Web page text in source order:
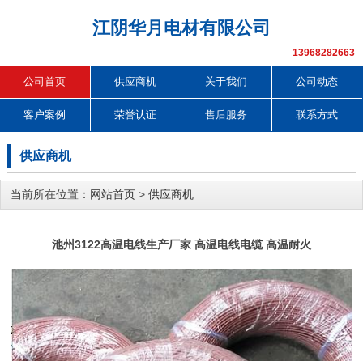
江阴华月电材有限公司
13968282663
公司首页 供应商机 关于我们 公司动态
客户案例 荣誉认证 售后服务 联系方式
供应商机
当前所在位置： 网站首页 > 供应商机
池州3122高温电线生产厂家 高温电线电缆 高温耐火